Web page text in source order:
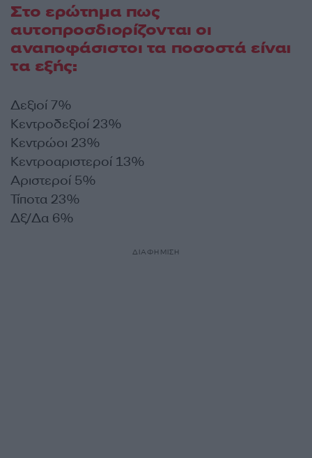
Στο ερώτημα πως
αυτοπροσδιορίζονται οι
αναποφάσιστοι τα ποσοστά είναι
τα εξής:
Δεξιοί 7%
Κεντροδεξιοί 23%
Κεντρώοι 23%
Κεντροαριστεροί 13%
Αριστεροί 5%
Τίποτα 23%
Δξ/Δα 6%
ΔΙΑΦΗΜΙΣΗ